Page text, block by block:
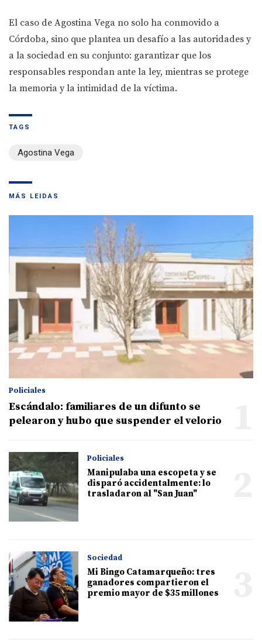
El caso de Agostina Vega no solo ha conmovido a
Córdoba, sino que plantea un desafío a las autoridades y
a la sociedad en su conjunto: garantizar que los
responsables respondan ante la ley, mientras se protege
la memoria y la intimidad de la víctima.
TAGS
Agostina Vega
MÁS LEIDAS
Policiales
Escándalo: familiares de un difunto se
pelearon y hubo que suspender el velorio
Policiales
Manipulaba una escopeta y se
disparó accidentalmente: lo
trasladaron al "San Juan"
Sociedad
Mi Bingo Catamarqueño: tres
ganadores compartieron el
premio mayor de $35 millones